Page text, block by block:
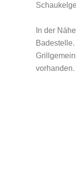
In der
vorhanden.